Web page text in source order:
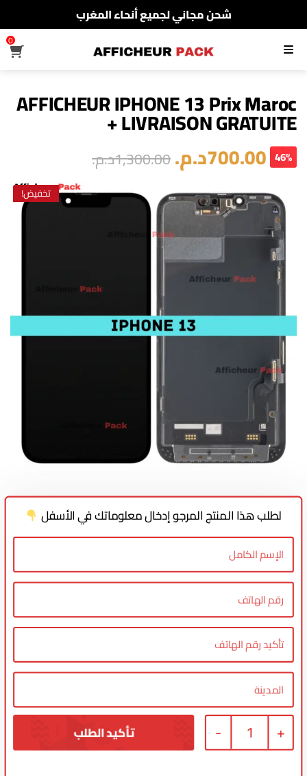
شحن مجاني لجميع أنحاء المغرب
شحن مجاني لجميع أنحاء المغرب
القائمة
0
AFFICHEUR IPHONE 13 Prix Maroc
+ LIVRAISON GRATUITE
700.00د.م.1,300.00د.م. 46%
تخفيض!
لطلب هذا المنتج المرجو إدخال معلوماتك في الأسفل
+
1
-